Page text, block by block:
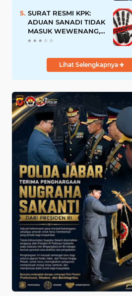
Mendesak Sebaiknya
Dibatalkan
SURAT RESMI KPK:
ADUAN SANADI TIDAK
MASUK WEWENANG,
DESA BABAKAN
DESA ANTI KORUPSI
OLEH KEJAKSAAN
Lihat Selengkapnya